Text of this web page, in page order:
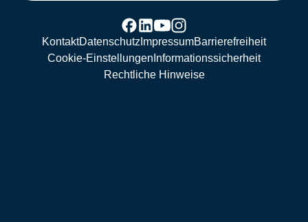
KontaktDatenschutz ImpressumBarrierefreiheit
Cookie-Einstellungen Informationssicherheit
Rechtliche Hinweise